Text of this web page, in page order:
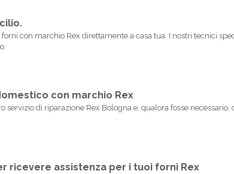
con marchio Rex direttamente a casa tua. I nostri tecnici
con marchio Rex
servizio di riparazione Rex Bologna e, qualora fosse
ricevere assistenza per i tuoi forni Rex